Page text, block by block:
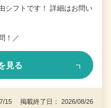
シフトです！ 詳細はお問い
！／
見る
15 掲載終了日： 2026/08/26